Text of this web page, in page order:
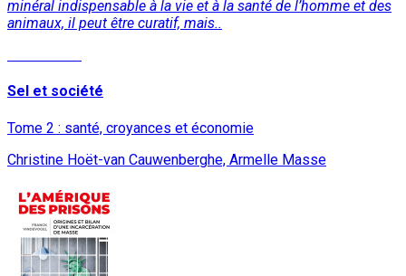
minéral indispensable à la vie et à la santé de l’homme et des
animaux, il peut être curatif, mais..
Sel et société
Tome 2 : santé, croyances et économie
Christine Hoët-van Cauwenberghe, Armelle Masse